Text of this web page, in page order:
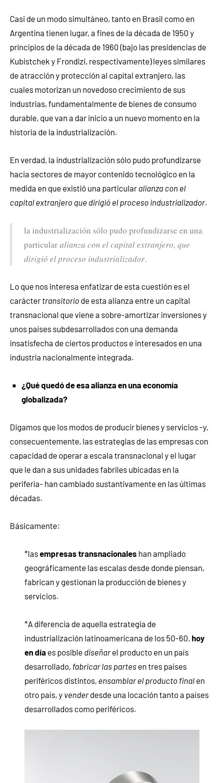
Casi de un modo simultáneo, tanto en Brasil como en
Argentina tienen lugar, a fines de la década de 1950 y
principios de la década de 1960 (bajo las presidencias de
Kubistchek y Frondizi, respectivamente) leyes similares
de atracción y protección al capital extranjero, las
cuales motorizan un novedoso crecimiento de sus
industrias, fundamentalmente de bienes de consumo
durable, que van a dar inicio a un nuevo momento en la
historia de la industrialización.
En verdad, la industrialización sólo pudo profundizarse
hacia sectores de mayor contenido tecnológico en la
medida en que existió una particular alianza con el
capital extranjero que dirigió el proceso industrializador.
la industrialización sólo pudo profundizarse en una
particularalianza con el capital extranjero, que
dirigió el proceso industrializador.
Lo que nos interesa enfatizar de esta cuestión es el
carácter transitorio de esta alianza entre un capital
transnacional que viene a sobre-amortizar inversiones y
unos países subdesarrollados con una demanda
insatisfecha de ciertos productos e interesados en una
industria nacionalmente integrada.
¿Qué quedó de esa alianza en una economía
globalizada?
Digamos que los modos de producir bienes y servicios -y,
consecuentemente, las estrategias de las empresas con
capacidad de operar a escala transnacional y el lugar
que le dan a sus unidades fabriles ubicadas en la
periferia- han cambiado sustantivamente en las últimas
décadas.
Básicamente:
*lasempresas transnacionales han ampliado
geográficamente las escalas desde donde piensan,
fabrican y gestionan la producción de bienes y
servicios.
*A diferencia de aquella estrategia de
industrialización latinoamericana de los 50-60, hoy
en día es posible diseñarel producto en un país
desarrollado, fabricar las partes en tres países
periféricos distintos, ensamblar el producto final en
otro país, y venderdesde una locación tanto a países
desarrollados como periféricos.